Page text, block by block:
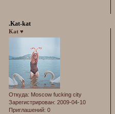
.Kat-kat
Kat ♥
Откуда: Moscow fucking city
Зарегистрирован: 2009-04-10
Приглашений: 0